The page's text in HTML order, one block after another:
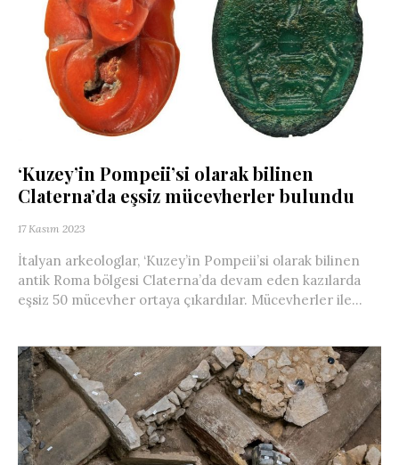
‘Kuzey’in Pompeii’si olarak bilinen
Claterna’da eşsiz mücevherler bulundu
17 Kasım 2023
İtalyan arkeologlar, ‘Kuzey’in Pompeii’si olarak bilinen
antik Roma bölgesi Claterna’da devam eden kazılarda
eşsiz 50 mücevher ortaya çıkardılar. Mücevherler ile...